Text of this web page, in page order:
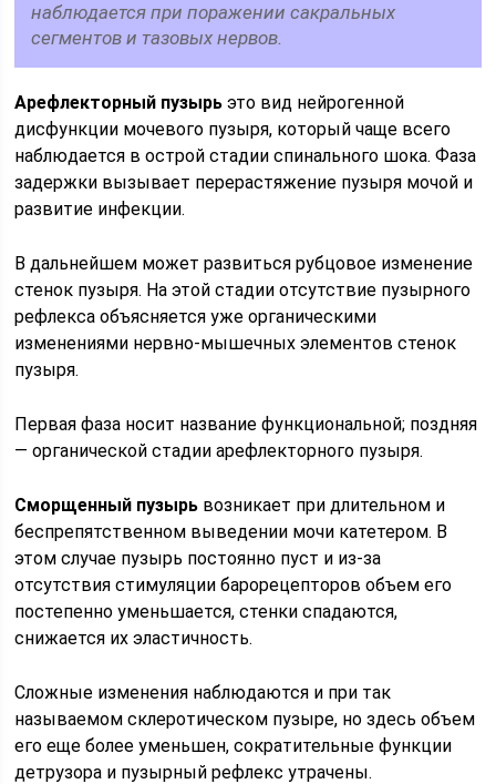
наблюда­ется при поражении сакральных
сегментов и тазовых нервов.
Арефлекторный пузырь это вид нейрогенной
дисфункции мочевого пузыря, который чаще всего
наблюдается в острой стадии спиналь­ного шока. Фаза
задержки вызывает перерастяжение пузыря мочой и
раз­витие инфекции.
В дальнейшем может развиться рубцовое изменение
сте­нок пузыря. На этой стадии отсутствие пузырного
рефлекса объясняется уже органическими
изменениями нервно-мышечных элементов стенок
пу­зыря.
Первая фаза носит название функциональной; поздняя
— органи­ческой стадии арефлекторного пузыря.
Сморщенный пузырь возникает при длительном и
беспрепятственном выведении мочи катетером. В
этом случае пузырь постоянно пуст и из-за
отсутствия стимуляции барорецепторов объем его
постепенно уменьшается, стенки спадаются,
снижается их эластичность.
Сложные изменения наблюдаются и при так
называемом склеротичес­ком пузыре, но здесь объем
его еще более уменьшен, сократительные функ­ции
детрузора и пузырный рефлекс утрачены.